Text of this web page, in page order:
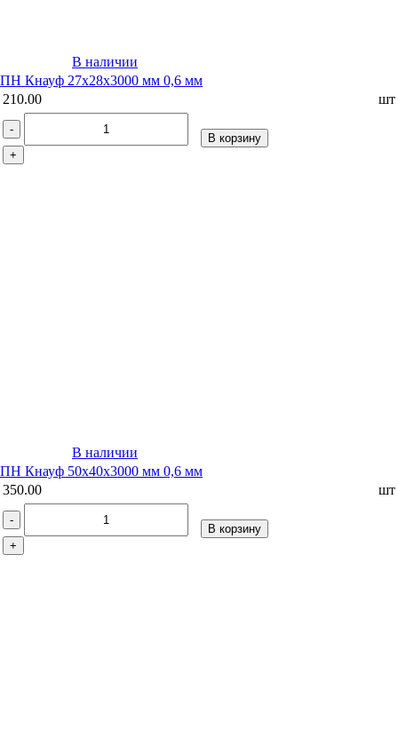
В наличии
ПН Кнауф 27х28х3000 мм 0,6 мм
210.00
шт
-
+
В корзину
В наличии
ПН Кнауф 50х40х3000 мм 0,6 мм
350.00
шт
-
+
В корзину